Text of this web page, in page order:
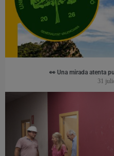
👀 Una mirada atenta
31